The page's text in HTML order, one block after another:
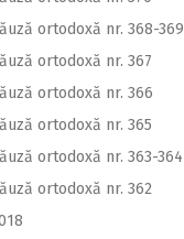
ortodoxă nr. 368-369
ortodoxă nr. 367
ortodoxă nr. 366
ortodoxă nr. 365
ortodoxă nr. 363-364
ortodoxă nr. 362